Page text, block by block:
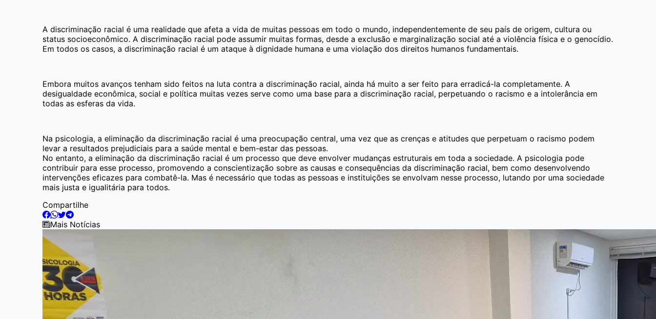
A discriminação racial é uma realidade que afeta a vida de muitas pessoas em todo o mundo, independentemente de seu país de origem, cultura ou
status socioeconômico. A discriminação racial pode assumir muitas formas, desde a exclusão e marginalização social até a violência física e o genocídio.
Em todos os casos, a discriminação racial é um ataque à dignidade humana e uma violação dos direitos humanos fundamentais.
Embora muitos avanços tenham sido feitos na luta contra a discriminação racial, ainda há muito a ser feito para erradicá-la completamente. A
desigualdade econômica, social e política muitas vezes serve como uma base para a discriminação racial, perpetuando o racismo e a intolerância em
todas as esferas da vida.
Na psicologia, a eliminação da discriminação racial é uma preocupação central, uma vez que as crenças e atitudes que perpetuam o racismo podem
levar a resultados prejudiciais para a saúde mental e bem-estar das pessoas.
No entanto, a eliminação da discriminação racial é um processo que deve envolver mudanças estruturais em toda a sociedade. A psicologia pode
contribuir para esse processo, promovendo a conscientização sobre as causas e consequências da discriminação racial, bem como desenvolvendo
intervenções eficazes para combatê-la. Mas é necessário que todas as pessoas e instituições se envolvam nesse processo, lutando por uma sociedade
mais justa e igualitária para todos.
Compartilhe
Mais Notícias